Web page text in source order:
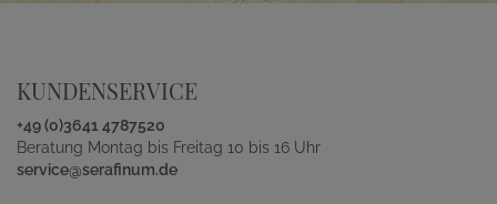
KUNDENSERVICE
+49 (0)3641 4787520
Beratung Montag bis Freitag 10 bis 16 Uhr
service@serafinum.de